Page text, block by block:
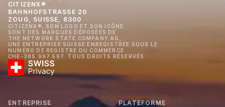
CITIZENX®
BAHNHOFSTRASSE 20
ZOUG, SUISSE, 6300
CITIZENX®, SON LOGO ET SON ICÔNE
SONT DES MARQUES DÉPOSÉES DE
THE NETWORK STATE COMPANY AG,
UNE ENTREPRISE SUISSE ENREGISTRÉE SOUS LE
NUMÉRO DE REGISTRE DU COMMERCE
CHE-385.997.597. TOUS DROITS RÉSERVÉS.
ENTREPRISE
PLATEFORME